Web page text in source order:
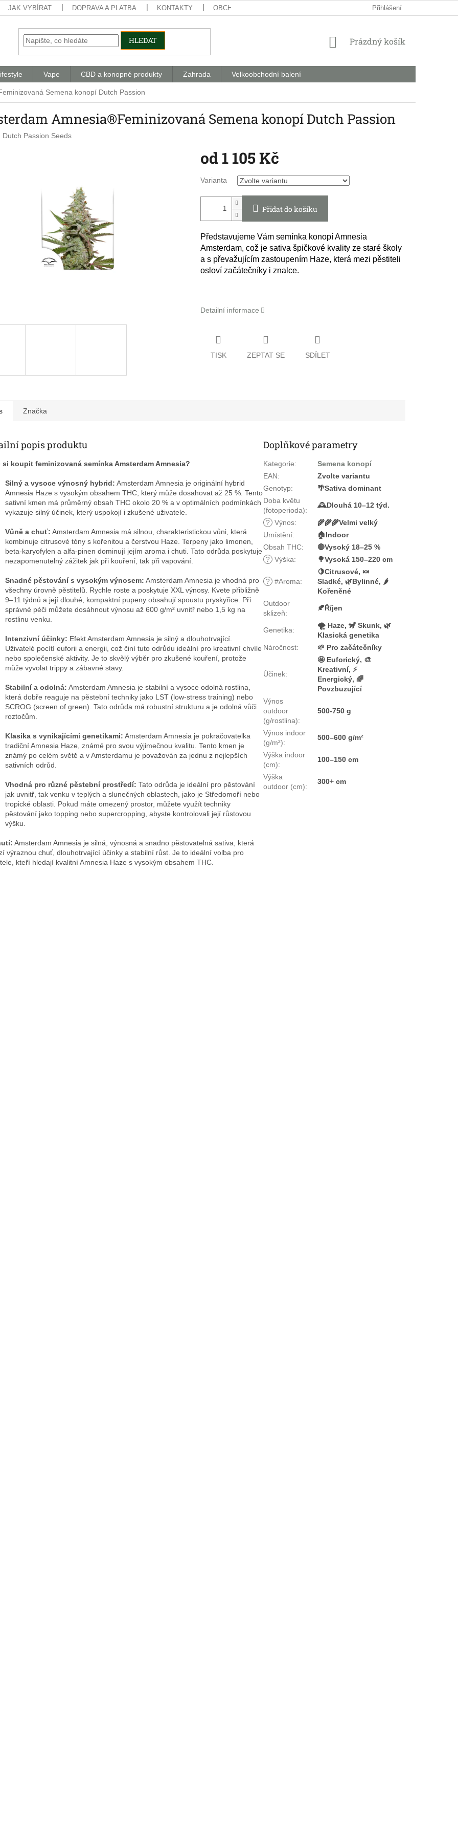
JAK VYBÍRAT DOPRAVA A PLATBA KONTAKTY OBCHODNÍ PODMÍNKY PODMÍNKY OCHRANY OSOBNÍCH ÚDAJŮ
Přihlášení
HLEDAT
NÁKUPNÍ
Prázdný košík
Vape CBD a konopné produkty Zahrada Velkoobchodní balení
Semena konopí Dutch Passion
Amnesia®Feminizovaná Semena konopí Dutch Passion
Dutch Passion Seeds
od 1 105 Kč
Měrná
cena:
Varianta
Přidat do košíku
Představujeme Vám semínka konopí Amnesia
Amsterdam, což je sativa špičkové kvality ze staré školy
a s převažujícím zastoupením Haze, která mezi pěstiteli
osloví začátečníky i znalce.
Detailní informace
TISK ZEPTAT SE SDÍLET
Značka
popis produktu
si koupit feminizovaná semínka Amsterdam Amnesia?
Silný a vysoce výnosný hybrid: Amsterdam Amnesia je originální hybrid
Amnesia Haze s vysokým obsahem THC, který může dosahovat až 25 %. Tento
sativní kmen má průměrný obsah THC okolo 20 % a v optimálních podmínkách
vykazuje silný účinek, který uspokojí i zkušené uživatele.
Vůně a chuť: Amsterdam Amnesia má silnou, charakteristickou vůni, která
kombinuje citrusové tóny s kořenitou a čerstvou Haze. Terpeny jako limonen,
beta-karyofylen a alfa-pinen dominují jejím aroma i chuti. Tato odrůda poskytuje
nezapomenutelný zážitek jak při kouření, tak při vapování.
Snadné pěstování s vysokým výnosem: Amsterdam Amnesia je vhodná pro
všechny úrovně pěstitelů. Rychle roste a poskytuje XXL výnosy. Kvete přibližně
9–11 týdnů a její dlouhé, kompaktní pupeny obsahují spoustu pryskyřice. Při
správné péči můžete dosáhnout výnosu až 600 g/m² uvnitř nebo 1,5 kg na
rostlinu venku.
Intenzivní účinky: Efekt Amsterdam Amnesia je silný a dlouhotrvající.
Uživatelé pocítí euforii a energii, což činí tuto odrůdu ideální pro kreativní chvíle
nebo společenské aktivity. Je to skvělý výběr pro zkušené kouření, protože
může vyvolat trippy a zábavné stavy.
Stabilní a odolná: Amsterdam Amnesia je stabilní a vysoce odolná rostlina,
která dobře reaguje na pěstební techniky jako LST (low-stress training) nebo
SCROG (screen of green). Tato odrůda má robustní strukturu a je odolná vůči
roztočům.
Klasika s vynikajícími genetikami: Amsterdam Amnesia je pokračovatelka
tradiční Amnesia Haze, známé pro svou výjimečnou kvalitu. Tento kmen je
známý po celém světě a v Amsterdamu je považován za jednu z nejlepších
sativních odrůd.
Vhodná pro různé pěstební prostředí: Tato odrůda je ideální pro pěstování
jak uvnitř, tak venku v teplých a slunečných oblastech, jako je Středomoří nebo
tropické oblasti. Pokud máte omezený prostor, můžete využít techniky
pěstování jako topping nebo supercropping, abyste kontrolovali její růstovou
výšku.
Amsterdam Amnesia je silná, výnosná a snadno pěstovatelná sativa, která
výraznou chuť, dlouhotrvající účinky a stabilní růst. Je to ideální volba pro
kteří hledají kvalitní Amnesia Haze s vysokým obsahem THC.
Doplňkové parametry
Kategorie:
Semena konopí
EAN:
Zvolte variantu
Genotyp:
🌴Sativa dominant
Doba květu
(fotoperioda):
🕰️Dlouhá 10–12 týd.
? Výnos:
🌾🌾🌾Velmi velký
Umístění:
🏠Indoor
Obsah THC:
🔴Vysoký 18–25 %
? Výška: 🌳Vysoká 150–220 cm
? #Aroma:
🍋Citrusové, 🍬
Sladké, 🌿Bylinné, 🌶️
Kořeněné
Outdoor
sklizeň:
🍂Říjen
Genetika:
🌪️ Haze, 🦨 Skunk, 🌿
Klasická genetika
Náročnost: 🌱 Pro začátečníky
Účinek:
🤩 Euforický, 🎨
Kreativní, ⚡
Energický, 🌈
Povzbuzující
Výnos
outdoor
(g/rostlina):
500-750 g
Výnos indoor
(g/m²):
500–600 g/m²
Výška indoor
(cm):
100–150 cm
Výška
outdoor (cm):
300+ cm